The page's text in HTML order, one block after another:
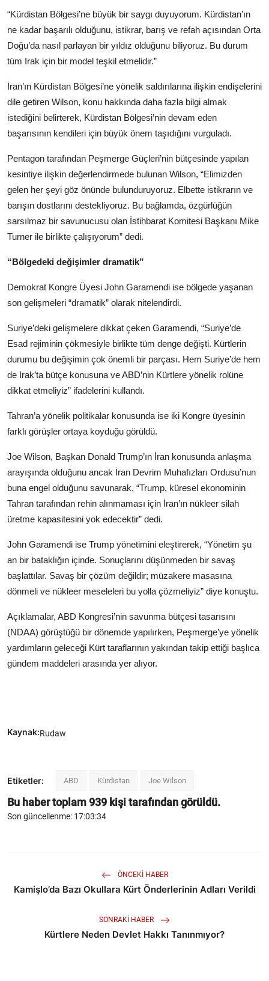
“Kürdistan Bölgesi’ne büyük bir saygı duyuyorum. Kürdistan’ın
ne kadar başarılı olduğunu, istikrar, barış ve refah açısından Orta
Doğu’da nasıl parlayan bir yıldız olduğunu biliyoruz. Bu durum
tüm Irak için bir model teşkil etmelidir.”
İran’ın Kürdistan Bölgesi’ne yönelik saldırılarına ilişkin endişelerini
dile getiren Wilson, konu hakkında daha fazla bilgi almak
istediğini belirterek, Kürdistan Bölgesi’nin devam eden
başarısının kendileri için büyük önem taşıdığını vurguladı.
Pentagon tarafından Peşmerge Güçleri’nin bütçesinde yapılan
kesintiye ilişkin değerlendirmede bulunan Wilson, “Elimizden
gelen her şeyi göz önünde bulunduruyoruz. Elbette istikrarın ve
barışın dostlarını destekliyoruz. Bu bağlamda, özgürlüğün
sarsılmaz bir savunucusu olan İstihbarat Komitesi Başkanı Mike
Turner ile birlikte çalışıyorum” dedi.
“Bölgedeki değişimler dramatik”
Demokrat Kongre Üyesi John Garamendi ise bölgede yaşanan
son gelişmeleri “dramatik” olarak nitelendirdi.
Suriye’deki gelişmelere dikkat çeken Garamendi, “Suriye’de
Esad rejiminin çökmesiyle birlikte tüm denge değişti. Kürtlerin
durumu bu değişimin çok önemli bir parçası. Hem Suriye’de hem
de Irak’ta bütçe konusuna ve ABD’nin Kürtlere yönelik rolüne
dikkat etmeliyiz” ifadelerini kullandı.
Tahran’a yönelik politikalar konusunda ise iki Kongre üyesinin
farklı görüşler ortaya koyduğu görüldü.
Joe Wilson, Başkan Donald Trump’ın İran konusunda anlaşma
arayışında olduğunu ancak İran Devrim Muhafızları Ordusu’nun
buna engel olduğunu savunarak, “Trump, küresel ekonominin
Tahran tarafından rehin alınmaması için İran’ın nükleer silah
üretme kapasitesini yok edecektir” dedi.
John Garamendi ise Trump yönetimini eleştirerek, “Yönetim şu
an bir bataklığın içinde. Sonuçlarını düşünmeden bir savaş
başlattılar. Savaş bir çözüm değildir; müzakere masasına
dönmeli ve nükleer meseleleri bu yolla çözmeliyiz” diye konuştu.
Açıklamalar, ABD Kongresi’nin savunma bütçesi tasarısını
(NDAA) görüştüğü bir dönemde yapılırken, Peşmerge’ye yönelik
yardımların geleceği Kürt taraflarının yakından takip ettiği başlıca
gündem maddeleri arasında yer alıyor.
Kaynak:Rudaw
Etiketler: ABD Kürdistan Joe Wilson
Bu haber toplam939 kişi tarafından görüldü.
Son güncellenme: 17:03:34
ÖNCEKI HABER
Kamişlo’da Bazı Okullara Kürt Önderlerinin Adları Verildi
SONRAKI HABER
Kürtlere Neden Devlet Hakkı Tanınmıyor?